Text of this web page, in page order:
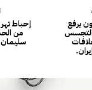
من
سليمان
يرفع